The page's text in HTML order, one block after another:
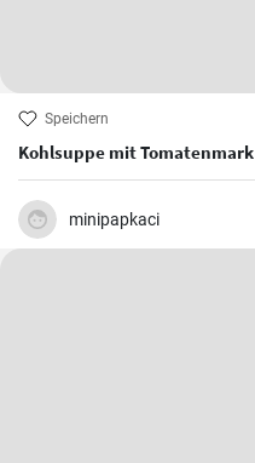
Speichern
Kohlsuppe mit Tomatenmark
minipapkaci